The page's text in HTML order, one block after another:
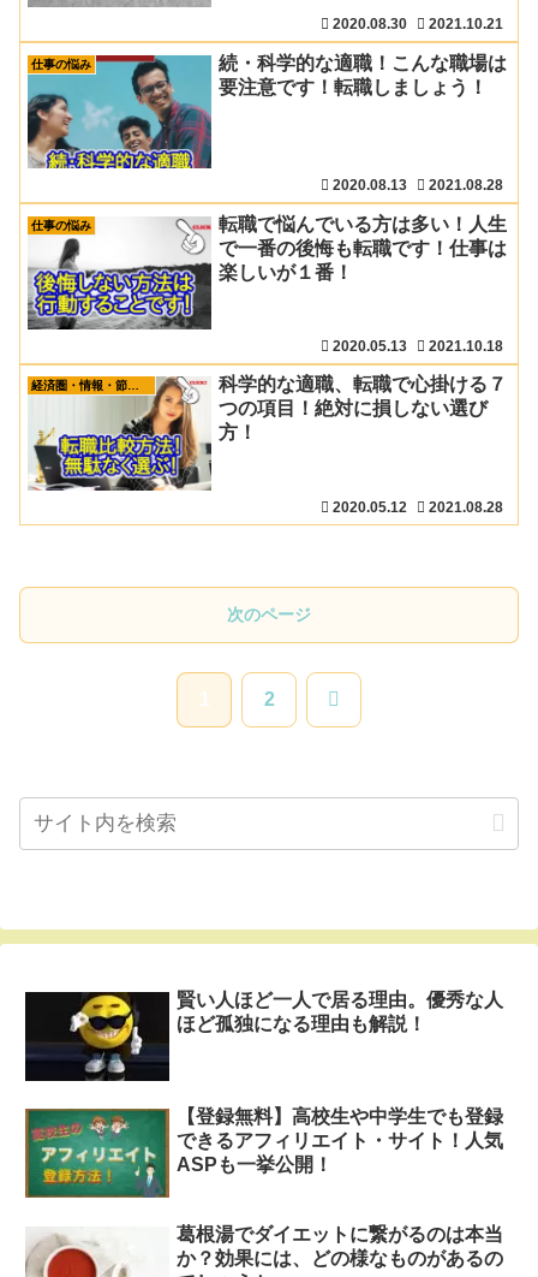
2020.08.30 2021.10.21
仕事の悩み
続・科学的な適職！こんな職場は
要注意です！転職しましょう！
2020.08.13 2021.08.28
仕事の悩み
転職で悩んでいる方は多い！人生
で一番の後悔も転職です！仕事は
楽しいが１番！
2020.05.13 2021.10.18
経済圏・情報・節約術
科学的な適職、転職で心掛ける７
つの項目！絶対に損しない選び
方！
2020.05.12 2021.08.28
次のページ
2 次
賢い人ほど一人で居る理由。優秀な人
ほど孤独になる理由も解説！
【登録無料】高校生や中学生でも登録
できるアフィリエイト・サイト！人気
ASPも一挙公開！
葛根湯でダイエットに繋がるのは本当
か？効果には、どの様なものがあるの